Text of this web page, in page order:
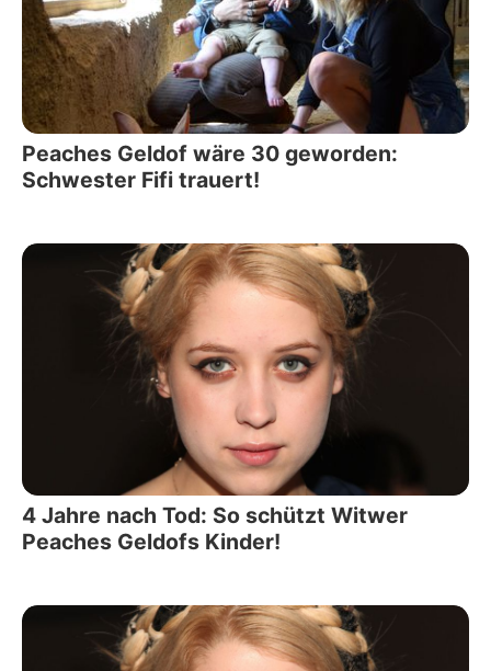
Peaches Geldof wäre 30 geworden:
Schwester Fifi trauert!
4 Jahre nach Tod: So schützt Witwer
Peaches Geldofs Kinder!